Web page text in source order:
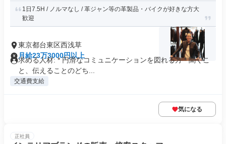
1日7.5H / ノルマなし / 革ジャン等の革製品・バイクが好きな方大
歓迎
東京都台東区西浅草
月給23万3000円以上
求める人材: * 円滑なコミュニケーションを図れる方 * 聞くこ
と、伝えることのどち...
交通費支給
気になる
正社員